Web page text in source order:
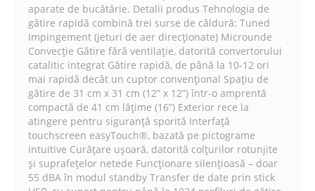
aparate de bucătărie. Detalii produs Tehnologia de
gătire rapidă combină trei surse de căldură: Tuned
Impingement (jeturi de aer direcționate) Microunde
Convecție Gătire fără ventilație, datorită convertorului
catalitic integrat Gătire rapidă, de până la 10-12 ori
mai rapidă decât un cuptor convențional Spațiu de
gătire de 31 cm x 31 cm (12” x 12”) într-o amprentă
compactă de 41 cm lățime (16”) Exterior rece la
atingere pentru siguranță sporită Interfață
touchscreen easyTouch®, bazată pe pictograme
intuitive Curățare ușoară, datorită colțurilor rotunjite
și suprafețelor netede Funcționare silențioasă – doar
55 dBA în modul standby Transfer de date prin stick